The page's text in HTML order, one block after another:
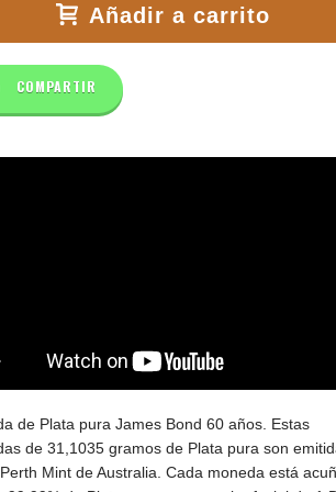
Añadir a carrito
COMPARTIR
de Plata pura James Bond 60 años. Estas
de 31,1035 gramos de Plata pura son
Mint de Australia. Cada moneda está